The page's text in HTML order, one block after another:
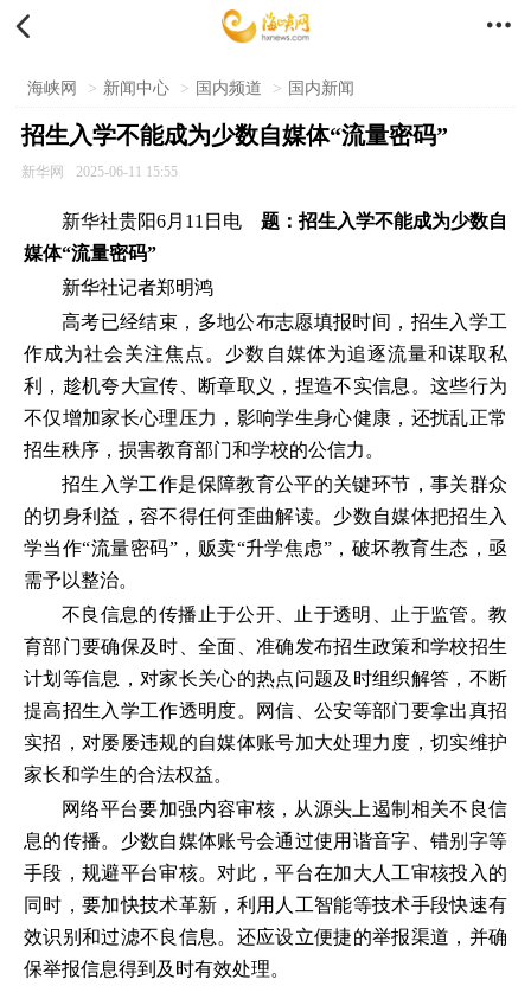
 
海峡网 > 新闻中心 > 国内频道 > 国内新闻
招生入学不能成为少数自媒体“流量密码”
新华网 2025-06-11 15:55
新华社贵阳6月11日电 题：招生入学不能成为少数自
媒体“流量密码”
新华社记者郑明鸿
高考已经结束，多地公布志愿填报时间，招生入学工
作成为社会关注焦点。少数自媒体为追逐流量和谋取私
利，趁机夸大宣传、断章取义，捏造不实信息。这些行为
不仅增加家长心理压力，影响学生身心健康，还扰乱正常
招生秩序，损害教育部门和学校的公信力。
招生入学工作是保障教育公平的关键环节，事关群众
的切身利益，容不得任何歪曲解读。少数自媒体把招生入
学当作“流量密码”，贩卖“升学焦虑”，破坏教育生态，亟
需予以整治。
不良信息的传播止于公开、止于透明、止于监管。教
育部门要确保及时、全面、准确发布招生政策和学校招生
计划等信息，对家长关心的热点问题及时组织解答，不断
提高招生入学工作透明度。网信、公安等部门要拿出真招
实招，对屡屡违规的自媒体账号加大处理力度，切实维护
家长和学生的合法权益。
网络平台要加强内容审核，从源头上遏制相关不良信
息的传播。少数自媒体账号会通过使用谐音字、错别字等
手段，规避平台审核。对此，平台在加大人工审核投入的
同时，要加快技术革新，利用人工智能等技术手段快速有
效识别和过滤不良信息。还应设立便捷的举报渠道，并确
保举报信息得到及时有效处理。